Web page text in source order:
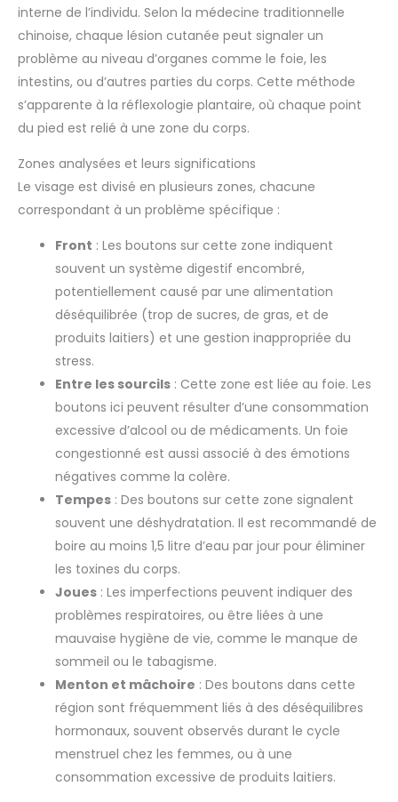
interne de l’individu. Selon la médecine traditionnelle
chinoise, chaque lésion cutanée peut signaler un
problème au niveau d’organes comme le foie, les
intestins, ou d’autres parties du corps. Cette méthode
s’apparente à la réflexologie plantaire, où chaque point
du pied est relié à une zone du corps.
Zones analysées et leurs significations
Le visage est divisé en plusieurs zones, chacune
correspondant à un problème spécifique :
Front : Les boutons sur cette zone indiquent
souvent un système digestif encombré,
potentiellement causé par une alimentation
déséquilibrée (trop de sucres, de gras, et de
produits laitiers) et une gestion inappropriée du
stress.
Entre les sourcils : Cette zone est liée au foie. Les
boutons ici peuvent résulter d’une consommation
excessive d’alcool ou de médicaments. Un foie
congestionné est aussi associé à des émotions
négatives comme la colère.
Tempes : Des boutons sur cette zone signalent
souvent une déshydratation. Il est recommandé de
boire au moins 1,5 litre d’eau par jour pour éliminer
les toxines du corps.
Joues : Les imperfections peuvent indiquer des
problèmes respiratoires, ou être liées à une
mauvaise hygiène de vie, comme le manque de
sommeil ou le tabagisme.
Menton et mâchoire : Des boutons dans cette
région sont fréquemment liés à des déséquilibres
hormonaux, souvent observés durant le cycle
menstruel chez les femmes, ou à une
consommation excessive de produits laitiers.